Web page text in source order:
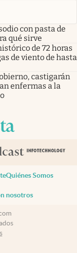
con pasta de
qué sirve
de 72 horas
de viento de hasta
castigarán
enfermas a la
pestañapestaña
en nueva pestaña
en nueva pestaña
Quiénes Somos
nosotros